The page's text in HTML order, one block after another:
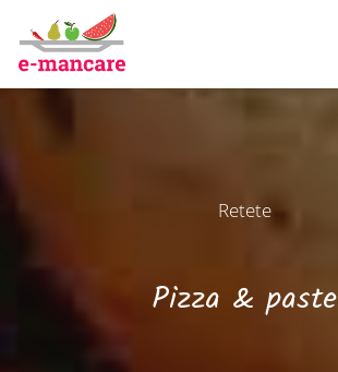
Retete
Pizza & paste